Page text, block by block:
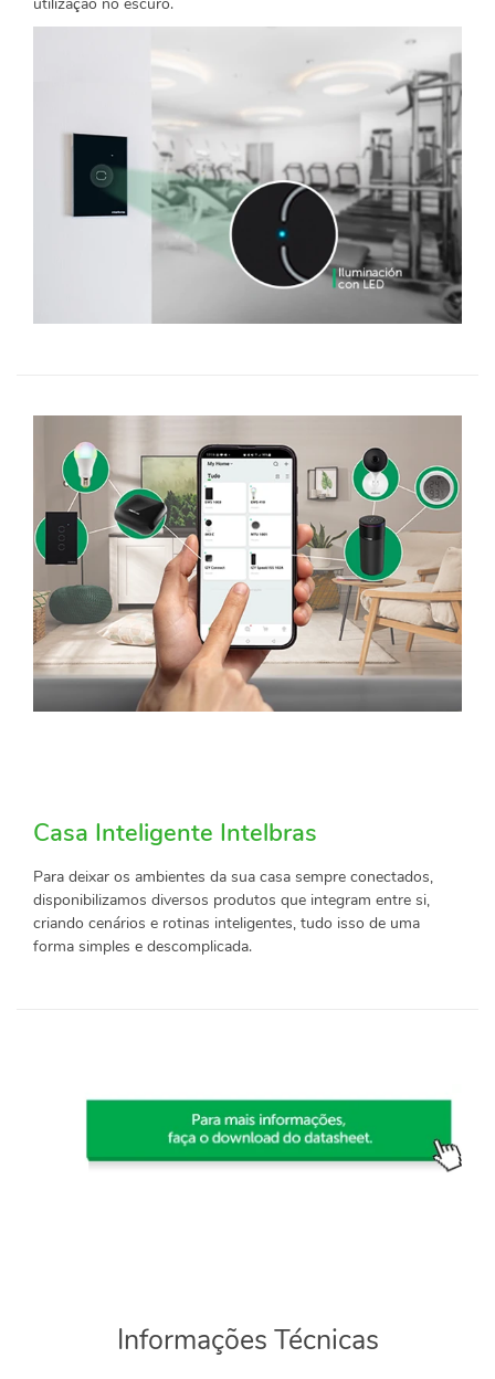
Casa Inteligente Intelbras
Para deixar os ambientes da sua casa sempre conectados,
disponibilizamos diversos produtos que integram entre si,
criando cenários e rotinas inteligentes, tudo isso de uma
forma simples e descomplicada.
Informações Técnicas